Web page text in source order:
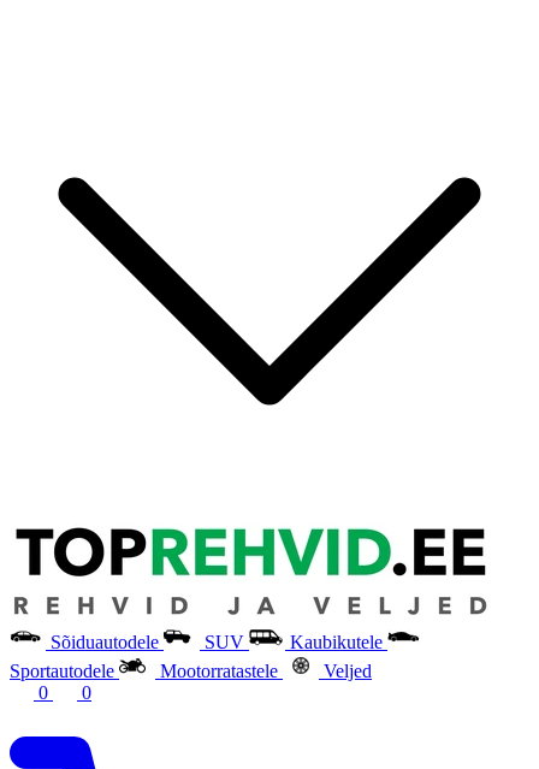
Sõiduautodele SUV
Kaubikutele
Sportautodele
Mootorratastele
Veljed
0
0